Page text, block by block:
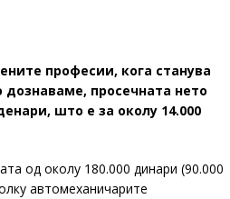
професии, кога станува
дознаваме, просечната нето
што е за околу 14.000
од околу 180.000 динари (90.000
автомеханичарите